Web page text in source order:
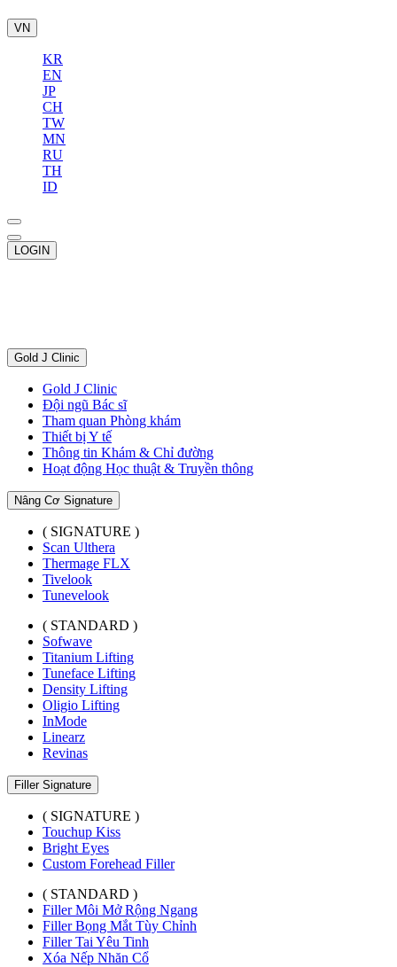
VN
KR
EN
JP
CH
TW
MN
RU
TH
ID
LOGIN
Gold J Clinic
Gold J Clinic
Đội ngũ Bác sĩ
Tham quan Phòng khám
Thiết bị Y tế
Thông tin Khám & Chỉ đường
Hoạt động Học thuật & Truyền thông
Nâng Cơ Signature
( SIGNATURE )
Scan Ulthera
Thermage FLX
Tivelook
Tunevelook
( STANDARD )
Sofwave
Titanium Lifting
Tuneface Lifting
Density Lifting
Oligio Lifting
InMode
Linearz
Revinas
Filler Signature
( SIGNATURE )
Touchup Kiss
Bright Eyes
Custom Forehead Filler
( STANDARD )
Filler Môi Mở Rộng Ngang
Filler Bọng Mắt Tùy Chỉnh
Filler Tai Yêu Tinh
Xóa Nếp Nhăn Cổ